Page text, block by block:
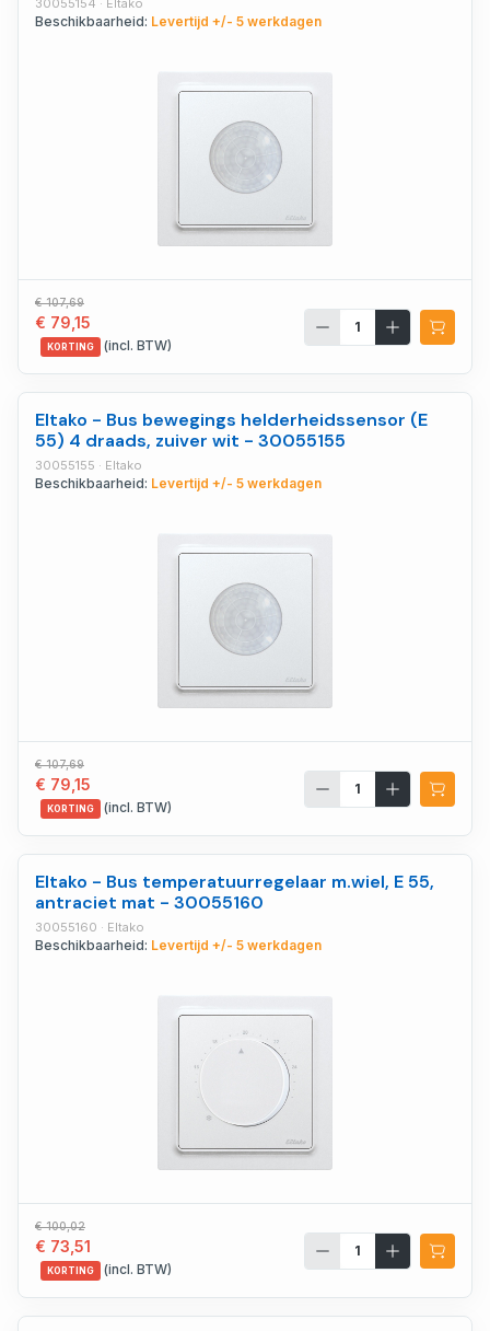
30055154 · Eltako
Beschikbaarheid: Levertijd +/- 5 werkdagen
€ 107,69
€ 79,15
KORTING (incl. BTW)
Eltako - Bus bewegings helderheidssensor (E
55) 4 draads, zuiver wit - 30055155
30055155 · Eltako
Beschikbaarheid: Levertijd +/- 5 werkdagen
€ 107,69
€ 79,15
KORTING (incl. BTW)
Eltako - Bus temperatuurregelaar m.wiel, E 55,
antraciet mat - 30055160
30055160 · Eltako
Beschikbaarheid: Levertijd +/- 5 werkdagen
€ 100,02
€ 73,51
KORTING (incl. BTW)